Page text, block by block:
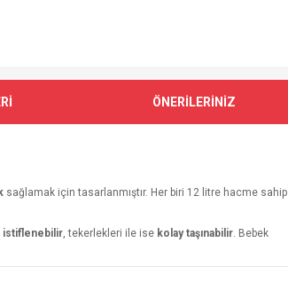
ÖNERİLERİNİZ
sağlamak için tasarlanmıştır. Her biri 12 litre hacme sahip
istiflenebilir, tekerlekleri ile ise kolay taşınabilir. Bebek